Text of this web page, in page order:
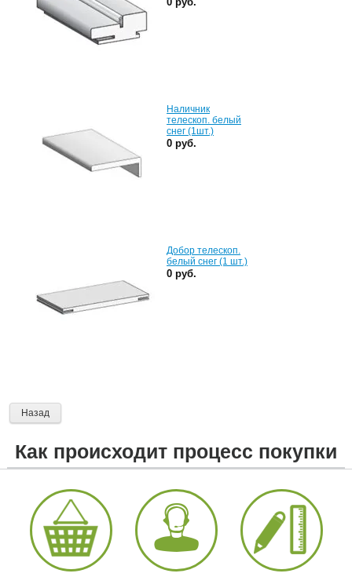
Наличник
телескоп. белый
снег (1шт.)
0 руб.
Добор телескоп.
белый снег (1 шт.)
0 руб.
Назад
Как происходит процесс покупки